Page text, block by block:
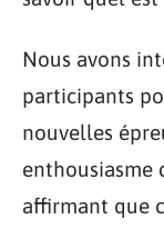
Nous avons
participants
nouvelles
enthousiasme
affirmant que